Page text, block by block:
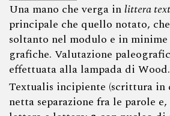
Una mano che verga inlittera
principale che quello notato,
soltanto nel modulo e in
grafiche. Valutazione
effettuata alla lampada di Wood.
Textualis incipiente (scrittura in
netta separazione fra le parole